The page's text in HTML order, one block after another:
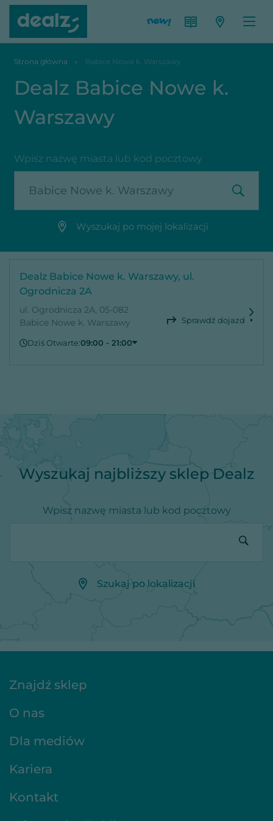
Strona główna Babice Nowe k. Warszawy
Dealz Babice Nowe k.
Warszawy
Wpisz nazwę miasta lub kod pocztowy
Wyszukaj po mojej lokalizacji
Dealz Babice Nowe k. Warszawy, ul.
Ogrodnicza 2A
ul. Ogrodnicza 2A, 05-082
Babice Nowe k. Warszawy
Sprawdź dojazd
Dziś Otwarte:09:00 - 21:00
Wtorek
09:00 - 21:00
Czwartek
Wyszukaj najbliższy sklep Dealz
Wpisz nazwę miasta lub kod pocztowy
Szukaj po lokalizacji
Znajdź sklep
O nas
Dla mediów
Kariera
Kontakt